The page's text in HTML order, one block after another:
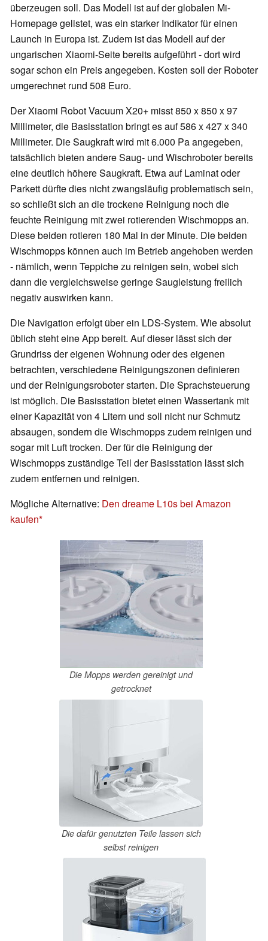
überzeugen soll. Das Modell ist auf der globalen Mi-
Homepage gelistet, was ein starker Indikator für einen
Launch in Europa ist. Zudem ist das Modell auf der
ungarischen Xiaomi-Seite bereits aufgeführt - dort wird
sogar schon ein Preis angegeben. Kosten soll der Roboter
umgerechnet rund 508 Euro.
Der Xiaomi Robot Vacuum X20+ misst 850 x 850 x 97
Millimeter, die Basisstation bringt es auf 586 x 427 x 340
Millimeter. Die Saugkraft wird mit 6.000 Pa angegeben,
tatsächlich bieten andere Saug- und Wischroboter bereits
eine deutlich höhere Saugkraft. Etwa auf Laminat oder
Parkett dürfte dies nicht zwangsläufig problematisch sein,
so schließt sich an die trockene Reinigung noch die
feuchte Reinigung mit zwei rotierenden Wischmopps an.
Diese beiden rotieren 180 Mal in der Minute. Die beiden
Wischmopps können auch im Betrieb angehoben werden
- nämlich, wenn Teppiche zu reinigen sein, wobei sich
dann die vergleichsweise geringe Saugleistung freilich
negativ auswirken kann.
Die Navigation erfolgt über ein LDS-System. Wie absolut
üblich steht eine App bereit. Auf dieser lässt sich der
Grundriss der eigenen Wohnung oder des eigenen
betrachten, verschiedene Reinigungszonen definieren
und der Reinigungsroboter starten. Die Sprachsteuerung
ist möglich. Die Basisstation bietet einen Wassertank mit
einer Kapazität von 4 Litern und soll nicht nur Schmutz
absaugen, sondern die Wischmopps zudem reinigen und
sogar mit Luft trocken. Der für die Reinigung der
Wischmopps zuständige Teil der Basisstation lässt sich
zudem entfernen und reinigen.
Mögliche Alternative: Den dreame L10s bei Amazon
kaufen
Die Mopps werden gereinigt und
getrocknet
Die dafür genutzten Teile lassen sich
selbst reinigen